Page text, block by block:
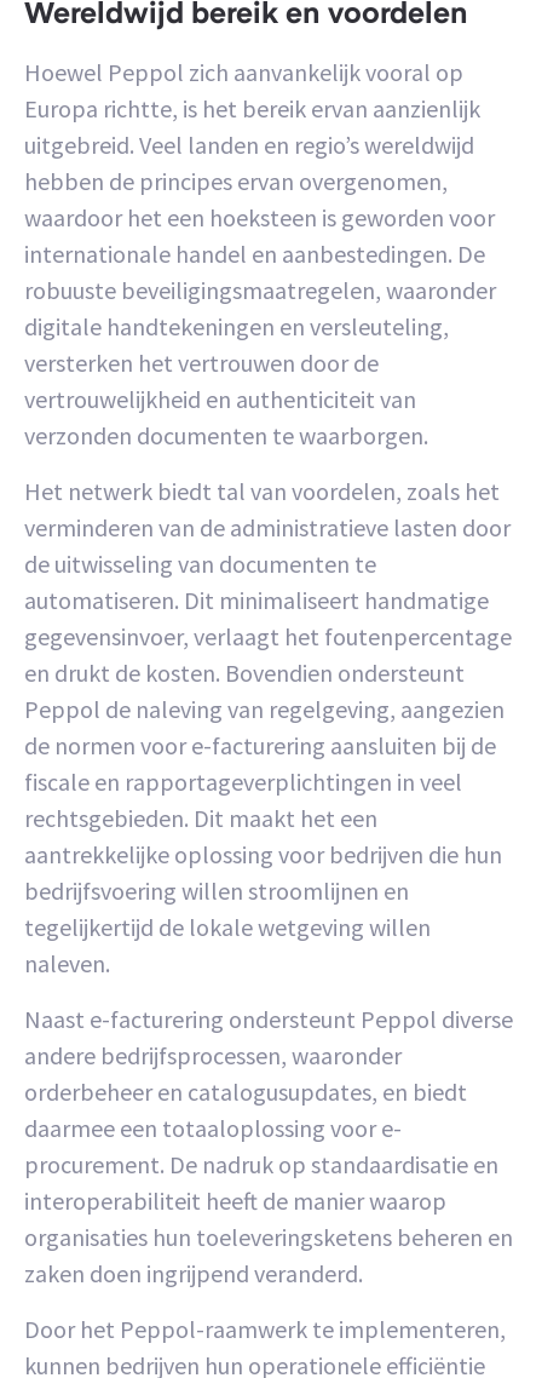
Wereldwijd bereik en voordelen
Hoewel Peppol zich aanvankelijk vooral op
Europa richtte, is het bereik ervan aanzienlijk
uitgebreid. Veel landen en regio’s wereldwijd
hebben de principes ervan overgenomen,
waardoor het een hoeksteen is geworden voor
internationale handel en aanbestedingen. De
robuuste beveiligingsmaatregelen, waaronder
digitale handtekeningen en versleuteling,
versterken het vertrouwen door de
vertrouwelijkheid en authenticiteit van
verzonden documenten te waarborgen.
Het netwerk biedt tal van voordelen, zoals het
verminderen van de administratieve lasten door
de uitwisseling van documenten te
automatiseren. Dit minimaliseert handmatige
gegevensinvoer, verlaagt het foutenpercentage
en drukt de kosten. Bovendien ondersteunt
Peppol de naleving van regelgeving, aangezien
de normen voor e-facturering aansluiten bij de
fiscale en rapportageverplichtingen in veel
rechtsgebieden. Dit maakt het een
aantrekkelijke oplossing voor bedrijven die hun
bedrijfsvoering willen stroomlijnen en
tegelijkertijd de lokale wetgeving willen
naleven.
Naast e-facturering ondersteunt Peppol diverse
andere bedrijfsprocessen, waaronder
orderbeheer en catalogusupdates, en biedt
daarmee een totaaloplossing voor e-
procurement. De nadruk op standaardisatie en
interoperabiliteit heeft de manier waarop
organisaties hun toeleveringsketens beheren en
zaken doen ingrijpend veranderd.
Door het Peppol-raamwerk te implementeren,
kunnen bedrijven hun operationele efficiëntie